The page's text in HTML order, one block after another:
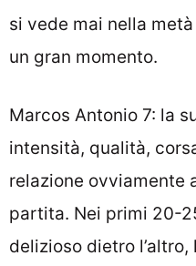
si vede mai nella
un gran momento.
Marcos Antonio 7: la
intensità, qualità,
relazione ovviamente
partita. Nei primi 20-
delizioso dietro l’altro,